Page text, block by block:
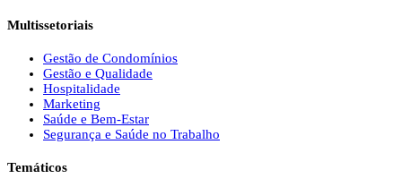
Multissetoriais
Gestão de Condomínios
Gestão e Qualidade
Hospitalidade
Marketing
Saúde e Bem-Estar
Segurança e Saúde no Trabalho
Temáticos